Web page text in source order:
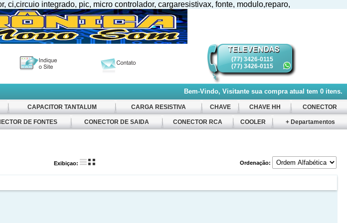
integrado, pic, micro controlador, cargaresistivax, fonte, modulo,reparo,
(77) 3426-0115
(77) 3426-0115
Bem-Vindo, Visitante sua compra atual tem 0 itens.
CAPACITOR TANTALUM CARGA RESISTIVA CHAVE CHAVE HH CONECTOR
DE FONTES CONECTOR DE SAIDA CONECTOR RCA COOLER + Departamentos
Exibiçao: Ordenação: